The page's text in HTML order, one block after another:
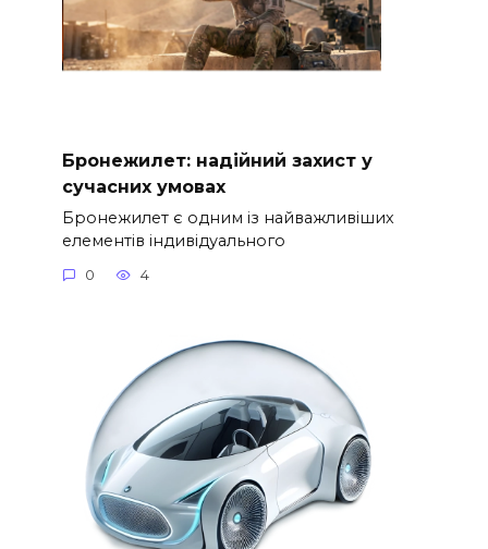
Бронежилет: надійний захист у
сучасних умовах
Бронежилет є одним із найважливіших
елементів індивідуального
0 4